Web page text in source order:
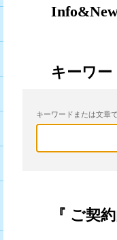
キーワー
キーワードまたは文章
『 ご契